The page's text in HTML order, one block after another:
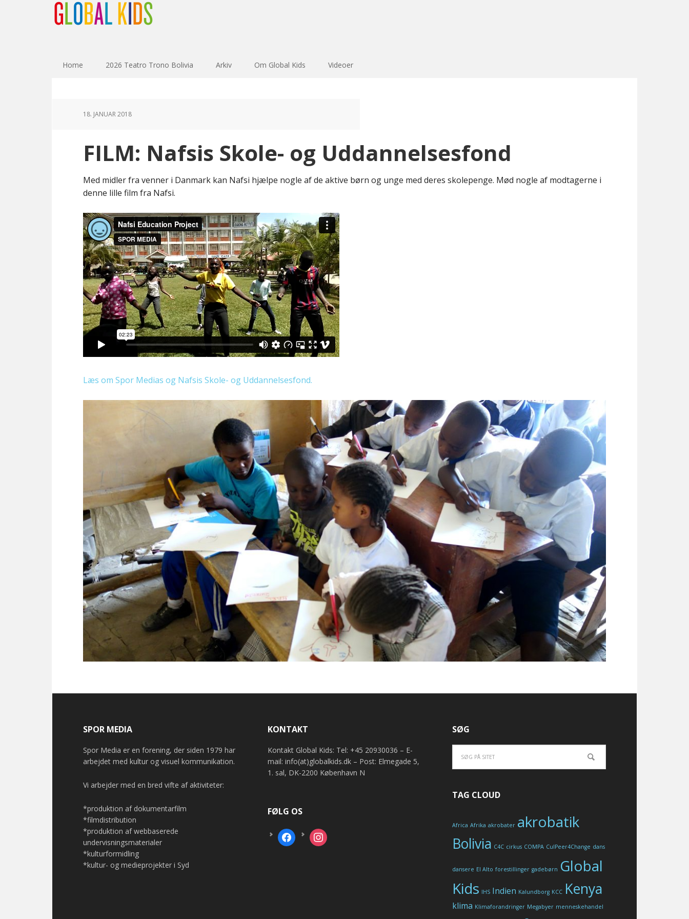
Home 2026 Teatro Trono Bolivia Arkiv Om Global Kids Videoer
18. JANUAR 2018
FILM: Nafsis Skole- og Uddannelsesfond
Med midler fra venner i Danmark kan Nafsi hjælpe nogle af de aktive børn og unge med deres skolepenge. Mød nogle af modtagerne i
denne lille film fra Nafsi.
Læs om Spor Medias og Nafsis Skole- og Uddannelsesfond.
SPOR MEDIA
Spor Media er en forening, der siden 1979 har
arbejdet med kultur og visuel kommunikation.
Vi arbejder med en bred vifte af aktiviteter:
*produktion af dokumentarfilm
*filmdistribution
*produktion af webbaserede
undervisningsmaterialer
*kulturformidling
*kultur- og medieprojekter i Syd
KONTAKT
Kontakt Global Kids: Tel: +45 20930036 – E-
mail: info(at)globalkids.dk – Post: Elmegade 5,
1. sal, DK-2200 København N
FØLG OS
facebook instagram
SØG
TAG CLOUD
Africa Afrika akrobater akrobatik
Bolivia C4C cirkus COMPA CulPeer4Change dans
dansere El Alto forestillinger gadebørn Global
Kids IHS Indien Kalundborg KCC Kenya
klima Klimaforandringer Megabyer menneskehandel